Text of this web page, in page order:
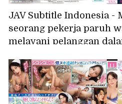
JAV Subtitle Indonesia -
seorang pekerja paruh
melayani pelanggan
yang mesum selama
Ibuki)